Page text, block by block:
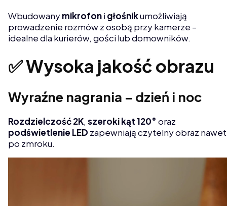
Wbudowanymikrofonigłośnikumożliwiają
prowadzenie rozmów z osobą przy kamerze –
idealne dla kurierów, gości lub domowników.
✅ Wysoka jakość obrazu
Wyraźne nagrania – dzień i noc
Rozdzielczość 2K, szeroki kąt 120° oraz
podświetlenie LED zapewniają czytelny obraz nawet
po zmroku.